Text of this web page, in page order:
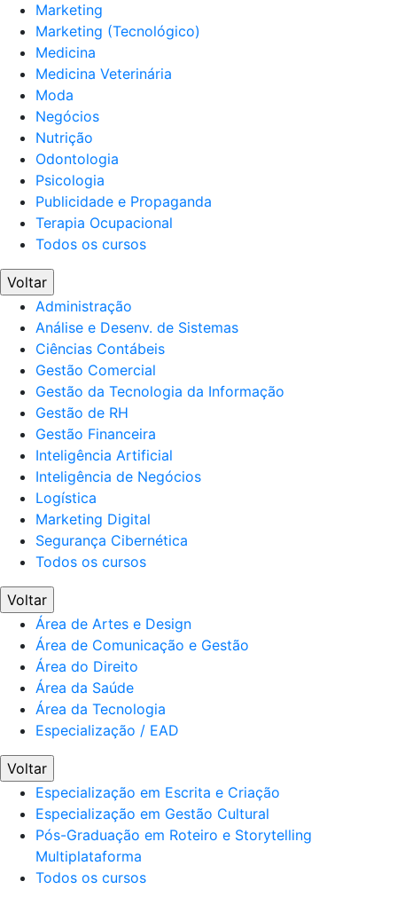
Marketing
Marketing (Tecnológico)
Medicina
Medicina Veterinária
Moda
Negócios
Nutrição
Odontologia
Psicologia
Publicidade e Propaganda
Terapia Ocupacional
Todos os cursos
Voltar
Administração
Análise e Desenv. de Sistemas
Ciências Contábeis
Gestão Comercial
Gestão da Tecnologia da Informação
Gestão de RH
Gestão Financeira
Inteligência Artificial
Inteligência de Negócios
Logística
Marketing Digital
Segurança Cibernética
Todos os cursos
Voltar
Área de Artes e Design
Área de Comunicação e Gestão
Área do Direito
Área da Saúde
Área da Tecnologia
Especialização / EAD
Voltar
Especialização em Escrita e Criação
Especialização em Gestão Cultural
Pós-Graduação em Roteiro e Storytelling
Multiplataforma
Todos os cursos